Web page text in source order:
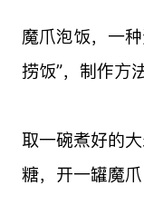
魔爪泡饭，一
捞饭”，制作方
取一碗煮好的
糖，开一罐魔